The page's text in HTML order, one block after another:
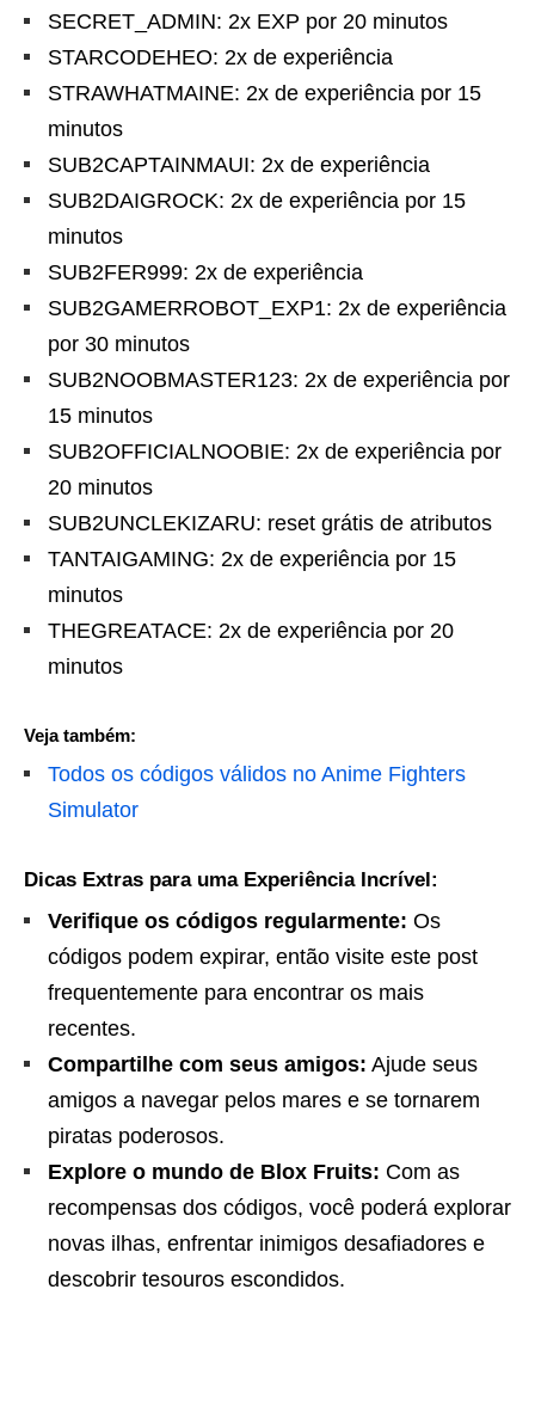
SECRET_ADMIN: 2x EXP por 20 minutos
STARCODEHEO: 2x de experiência
STRAWHATMAINE: 2x de experiência por 15
minutos
SUB2CAPTAINMAUI: 2x de experiência
SUB2DAIGROCK: 2x de experiência por 15
minutos
SUB2FER999: 2x de experiência
SUB2GAMERROBOT_EXP1: 2x de experiência
por 30 minutos
SUB2NOOBMASTER123: 2x de experiência por
15 minutos
SUB2OFFICIALNOOBIE: 2x de experiência por
20 minutos
SUB2UNCLEKIZARU: reset grátis de atributos
TANTAIGAMING: 2x de experiência por 15
minutos
THEGREATACE: 2x de experiência por 20
minutos
Veja também:
Todos os códigos válidos no Anime Fighters
Simulator
Dicas Extras para uma Experiência Incrível:
Verifique os códigos regularmente: Os
códigos podem expirar, então visite este post
frequentemente para encontrar os mais
recentes.
Compartilhe com seus amigos: Ajude seus
amigos a navegar pelos mares e se tornarem
piratas poderosos.
Explore o mundo de Blox Fruits: Com as
recompensas dos códigos, você poderá explorar
novas ilhas, enfrentar inimigos desafiadores e
descobrir tesouros escondidos.